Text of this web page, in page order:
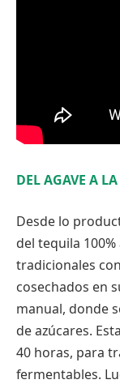
DEL AGAVE A
Desde lo
del tequila
tradicionales
cosechados en
manual, donde
de azúcares.
40 horas, para
fermentables.